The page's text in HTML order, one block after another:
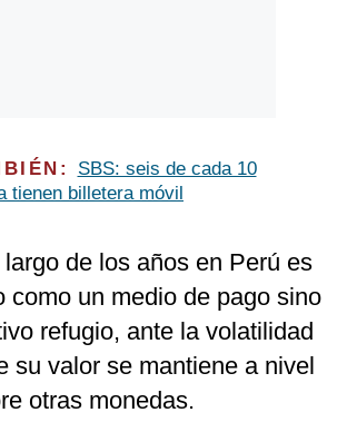
SBS: seis de cada 10
tienen billetera móvil
de los años en Perú es
como un medio de pago sino
refugio, ante la volatilidad
su valor se mantiene a nivel
otras monedas.